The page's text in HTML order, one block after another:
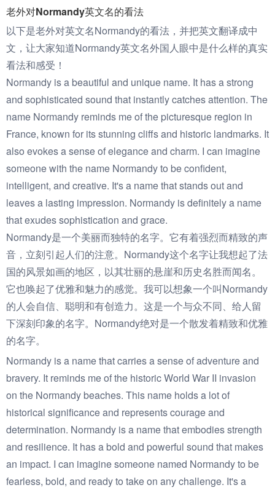
老外对Normandy英文名的看法
以下是老外对英文名Normandy的看法，并把英文翻译成中
文，让大家知道Normandy英文名外国人眼中是什么样的真实
看法和感受！
Normandy is a beautiful and unique name. It has a strong
and sophisticated sound that instantly catches attention. The
name Normandy reminds me of the picturesque region in
France, known for its stunning cliffs and historic landmarks. It
also evokes a sense of elegance and charm. I can imagine
someone with the name Normandy to be confident,
intelligent, and creative. It's a name that stands out and
leaves a lasting impression. Normandy is definitely a name
that exudes sophistication and grace.
Normandy是一个美丽而独特的名字。它有着强烈而精致的声
音，立刻引起人们的注意。Normandy这个名字让我想起了法
国的风景如画的地区，以其壮丽的悬崖和历史名胜而闻名。
它也唤起了优雅和魅力的感觉。我可以想象一个叫Normandy
的人会自信、聪明和有创造力。这是一个与众不同、给人留
下深刻印象的名字。Normandy绝对是一个散发着精致和优雅
的名字。
Normandy is a name that carries a sense of adventure and
bravery. It reminds me of the historic World War II invasion
on the Normandy beaches. This name holds a lot of
historical significance and represents courage and
determination. Normandy is a name that embodies strength
and resilience. It has a bold and powerful sound that makes
an impact. I can imagine someone named Normandy to be
fearless, bold, and ready to take on any challenge. It's a